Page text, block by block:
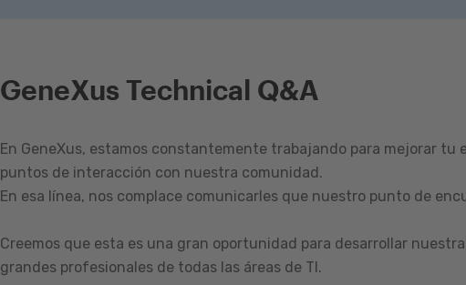
GeneXus Technical Q&A
En GeneXus, estamos constantemente trabajando para mejorar
puntos de interacción con nuestra comunidad.
En esa línea, nos complace comunicarles que nuestro punto de
Creemos que esta es una gran oportunidad para desarrollar
grandes profesionales de todas las áreas de TI.